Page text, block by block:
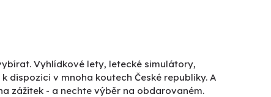
Vyhlídkové lety, letecké simulátory,
dispozici v mnoha koutech České republiky. A
zážitek - a nechte výběr na obdarovaném.